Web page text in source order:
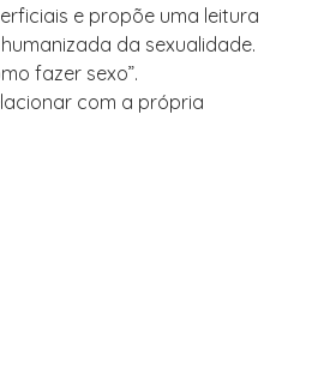
e propõe uma leitura
da sexualidade.
fazer sexo”.
com a própria